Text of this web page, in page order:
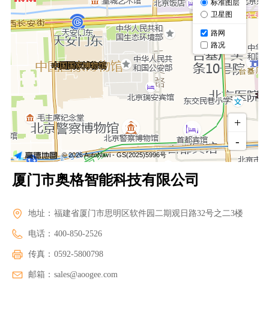
地址： 福建省厦门市思明区软件园二期观日路32号之二3楼
电话： 400-850-2526
传真： 0592-5800798
邮箱： sales@aoogee.com
厦门市奥格智能科技有限公司